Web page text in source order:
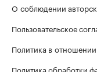
О соблюдении
Пользовательское
Политика в
Политика обработки